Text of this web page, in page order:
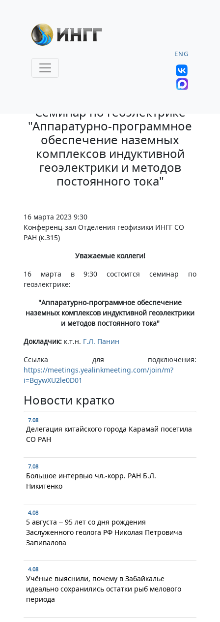
ENG
Семинар по геоэлектрике
"Аппаратурно-программное
обеспечение наземных
комплексов индуктивной
геоэлектрики и методов
постоянного тока"
16 марта 2023 9:30
Конференц-зал Отделения геофизики ИНГГ СО
РАН (к.315)
Уважаемые коллеги!
16 марта в 9:30 состоится семинар по
геоэлектрике:
"Аппаратурно-программное обеспечение
наземных комплексов индуктивной геоэлектрики
и методов постоянного тока"
Докладчик: к.т.н. Г.Л. Панин
Ссылка для подключения:
https://meetings.yealinkmeeting.com/join/m?
i=BgywXU2le0D01
Новости кратко
7.08
Делегация китайского города Карамай посетила
СО РАН
7.08
Большое интервью чл.-корр. РАН Б.Л.
Никитенко
4.08
5 августа – 95 лет со дня рождения
Заслуженного геолога РФ Николая Петровича
Запивалова
4.08
Учёные выяснили, почему в Забайкалье
идеально сохранились остатки рыб мелового
периода